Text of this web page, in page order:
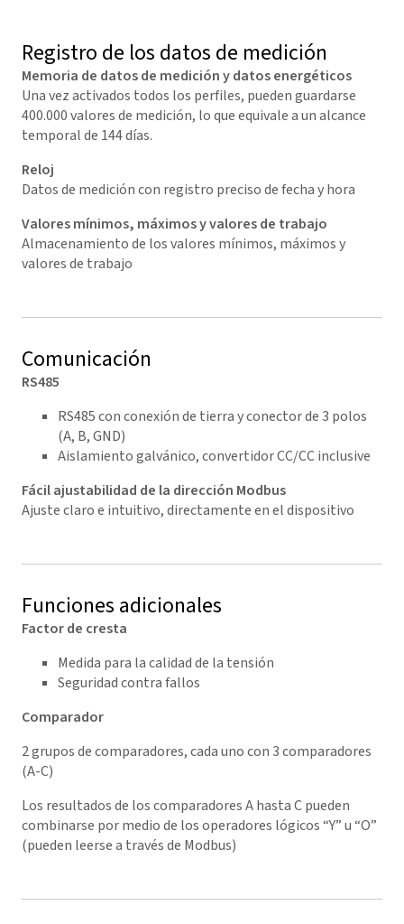
Registro de los datos de medición
Memoria de datos de medición y datos energéticos
Una vez activados todos los perfiles, pueden guardarse
400.000 valores de medición, lo que equivale a un alcance
temporal de 144 días.
Reloj
Datos de medición con registro preciso de fecha y hora
Valores mínimos, máximos y valores de trabajo
Almacenamiento de los valores mínimos, máximos y
valores de trabajo
Comunicación
RS485
RS485 con conexión de tierra y conector de 3 polos
(A, B, GND)
Aislamiento galvánico, convertidor CC/CC inclusive
Fácil ajustabilidad de la dirección Modbus
Ajuste claro e intuitivo, directamente en el dispositivo
Funciones adicionales
Factor de cresta
Medida para la calidad de la tensión
Seguridad contra fallos
Comparador
2 grupos de comparadores, cada uno con 3 comparadores
(A-C)
Los resultados de los comparadores A hasta C pueden
combinarse por medio de los operadores lógicos “Y” u “O”
(pueden leerse a través de Modbus)